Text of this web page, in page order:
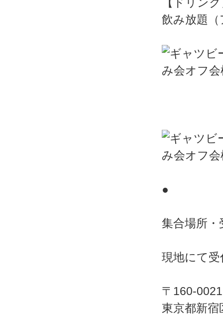
飲み放題
●
集合場所・
現地にて
〒160-0021
東京都新